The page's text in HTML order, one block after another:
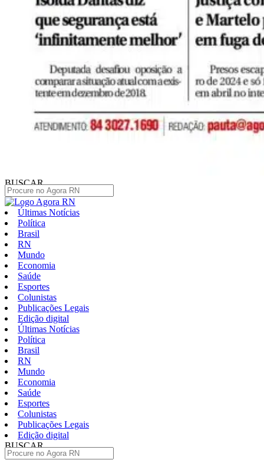
BUSCAR
Últimas Notícias
Política
Brasil
RN
Mundo
Economia
Saúde
Esportes
Colunistas
Publicações Legais
Edição digital
Últimas Notícias
Política
Brasil
RN
Mundo
Economia
Saúde
Esportes
Colunistas
Publicações Legais
Edição digital
BUSCAR